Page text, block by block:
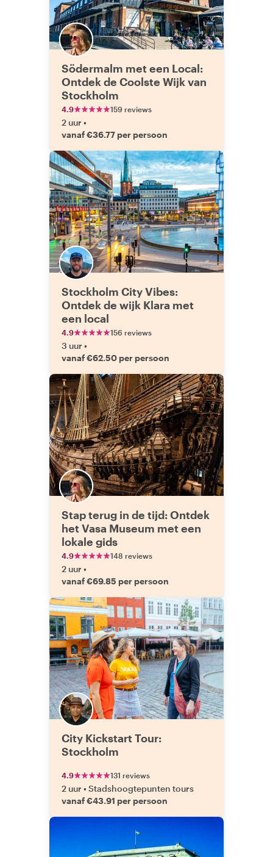
Södermalm met een Local:
Ontdek de Coolste Wijk van
Stockholm
4.9 159 reviews
2 uur •
vanaf €36.77 per persoon
Stockholm City Vibes:
Ontdek de wijk Klara met
een local
4.9 156 reviews
3 uur •
vanaf €62.50 per persoon
Stap terug in de tijd: Ontdek
het Vasa Museum met een
lokale gids
4.9 148 reviews
2 uur •
vanaf €69.85 per persoon
City Kickstart Tour:
Stockholm
4.9 131 reviews
2 uur •Stadshoogtepunten tours
vanaf €43.91 per persoon